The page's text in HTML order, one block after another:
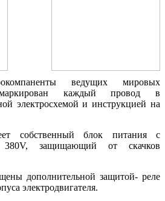
ведущих мировых
каждый провод в
электросхемой и инструкцией на
собственный блок питания с
380V, защищающий от скачков
дополнительной защитой- реле
электродвигателя.